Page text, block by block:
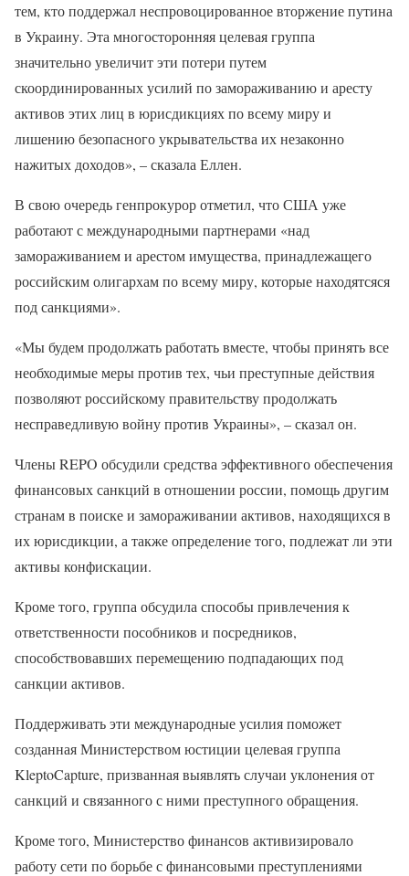
тем, кто поддержал неспровоцированное вторжение путина
в Украину. Эта многосторонняя целевая группа
значительно увеличит эти потери путем
скоординированных усилий по замораживанию и аресту
активов этих лиц в юрисдикциях по всему миру и
лишению безопасного укрывательства их незаконно
нажитых доходов», – сказала Еллен.
В свою очередь генпрокурор отметил, что США уже
работают с международными партнерами «над
замораживанием и арестом имущества, принадлежащего
российским олигархам по всему миру, которые находятсяся
под санкциями».
«Мы будем продолжать работать вместе, чтобы принять все
необходимые меры против тех, чьи преступные действия
позволяют российскому правительству продолжать
несправедливую войну против Украины», – сказал он.
Члены REPO обсудили средства эффективного обеспечения
финансовых санкций в отношении россии, помощь другим
странам в поиске и замораживании активов, находящихся в
их юрисдикции, а также определение того, подлежат ли эти
активы конфискации.
Кроме того, группа обсудила способы привлечения к
ответственности пособников и посредников,
способствовавших перемещению подпадающих под
санкции активов.
Поддерживать эти международные усилия поможет
созданная Министерством юстиции целевая группа
KleptoCapture, призванная выявлять случаи уклонения от
санкций и связанного с ними преступного обращения.
Кроме того, Министерство финансов активизировало
работу сети по борьбе с финансовыми преступлениями